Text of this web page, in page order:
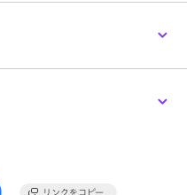
は自然物につき個体差があり